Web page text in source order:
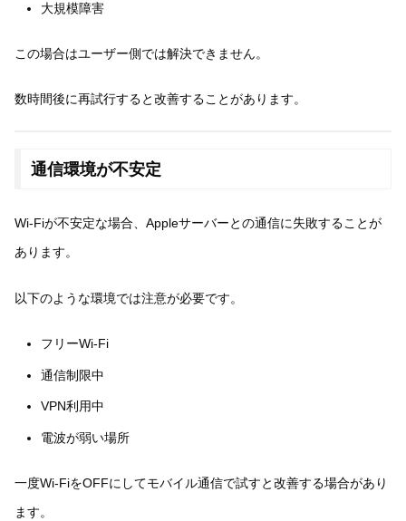
大規模障害
この場合はユーザー側では解決できません。
数時間後に再試行すると改善することがあります。
通信環境が不安定
Wi-Fiが不安定な場合、Appleサーバーとの通信に失敗することが
あります。
以下のような環境では注意が必要です。
フリーWi-Fi
通信制限中
VPN利用中
電波が弱い場所
一度Wi-FiをOFFにしてモバイル通信で試すと改善する場合があり
ます。